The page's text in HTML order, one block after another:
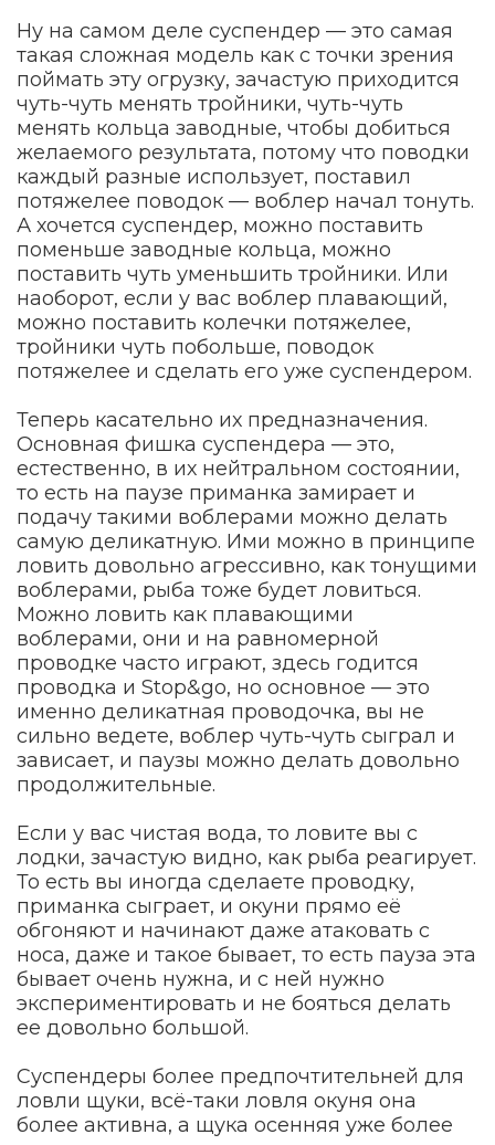
Ну на самом деле суспендер — это самая
такая сложная модель как с точки зрения
поймать эту огрузку, зачастую приходится
чуть-чуть менять тройники, чуть-чуть
менять кольца заводные, чтобы добиться
желаемого результата, потому что поводки
каждый разные использует, поставил
потяжелее поводок — воблер начал тонуть.
А хочется суспендер, можно поставить
поменьше заводные кольца, можно
поставить чуть уменьшить тройники. Или
наоборот, если у вас воблер плавающий,
можно поставить колечки потяжелее,
тройники чуть побольше, поводок
потяжелее и сделать его уже суспендером.
Теперь касательно их предназначения.
Основная фишка суспендера — это,
естественно, в их нейтральном состоянии,
то есть на паузе приманка замирает и
подачу такими воблерами можно делать
самую деликатную. Ими можно в принципе
ловить довольно агрессивно, как тонущими
воблерами, рыба тоже будет ловиться.
Можно ловить как плавающими
воблерами, они и на равномерной
проводке часто играют, здесь годится
проводка и Stop&go, но основное — это
именно деликатная проводочка, вы не
сильно ведете, воблер чуть-чуть сыграл и
зависает, и паузы можно делать довольно
продолжительные.
Если у вас чистая вода, то ловите вы с
лодки, зачастую видно, как рыба реагирует.
То есть вы иногда сделаете проводку,
приманка сыграет, и окуни прямо её
обгоняют и начинают даже атаковать с
носа, даже и такое бывает, то есть пауза эта
бывает очень нужна, и с ней нужно
экспериментировать и не бояться делать
ее довольно большой.
Суспендеры более предпочтительней для
ловли щуки, всё-таки ловля окуня она
более активна, а щука осенняя уже более